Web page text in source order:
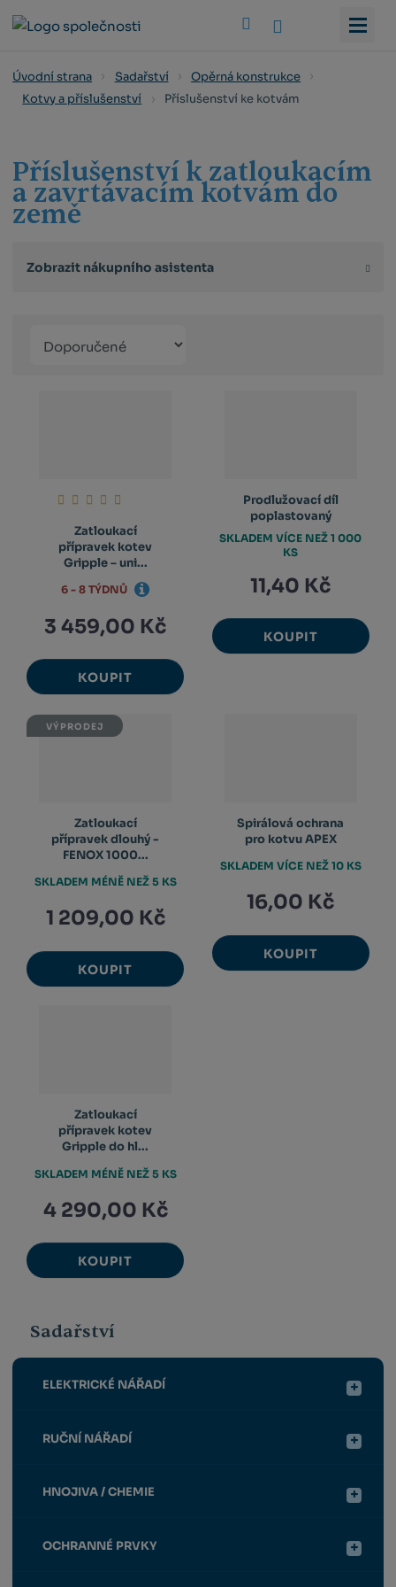
Úvodní strana Sadařství
Opěrná konstrukce
Kotvy a příslušenství
Příslušenství ke kotvám
Příslušenství k zatloukacím
a zavrtávacím kotvám do
země
Zobrazit nákupního asistenta
produktů
Zatloukací
přípravek kotev
Gripple – uni...
3 459,00 Kč
KOUPIT
6 - 8 TÝDNŮ
Prodlužovací díl
poplastovaný
11,40 Kč
KOUPIT
SKLADEM VÍCE NEŽ 1 000
KS
VÝPRODEJ
Zatloukací
přípravek dlouhý -
FENOX 1000...
1 209,00 Kč
KOUPIT
SKLADEM MÉNĚ NEŽ 5 KS
Spirálová ochrana
pro kotvu APEX
16,00 Kč
KOUPIT
SKLADEM VÍCE NEŽ 10 KS
Zatloukací
přípravek kotev
Gripple do hl...
4 290,00 Kč
KOUPIT
SKLADEM MÉNĚ NEŽ 5 KS
Sadařství
ELEKTRICKÉ NÁŘADÍ
RUČNÍ NÁŘADÍ
HNOJIVA / CHEMIE
OCHRANNÉ PRVKY